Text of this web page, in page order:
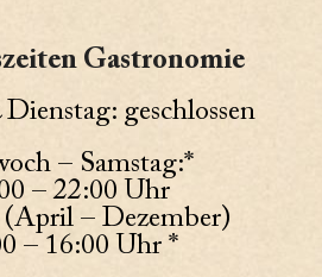
Gastronomie
geschlossen
– Samstag:*
– 22:00 Uhr
(April – Dezember)
– 16:00 Uhr *